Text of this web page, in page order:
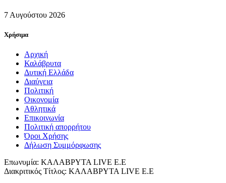
7 Αυγούστου 2026
Χρήσιμα
Αρχική
Καλάβρυτα
Δυτική Ελλάδα
Διαύγεια
Πολιτική
Οικονομία
Αθλητικά
Επικοινωνία
Πολιτική απορρήτου
Όροι Χρήσης
Δήλωση Συμμόρφωσης
Επωνυμία: ΚΑΛΑΒΡΥΤΑ LIVE Ε.Ε
Διακριτικός Τίτλος: ΚΑΛΑΒΡΥΤΑ LIVE E.E